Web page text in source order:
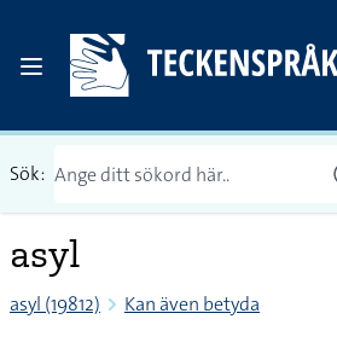
Sök:
asyl
asyl (19812) Kan även betyda